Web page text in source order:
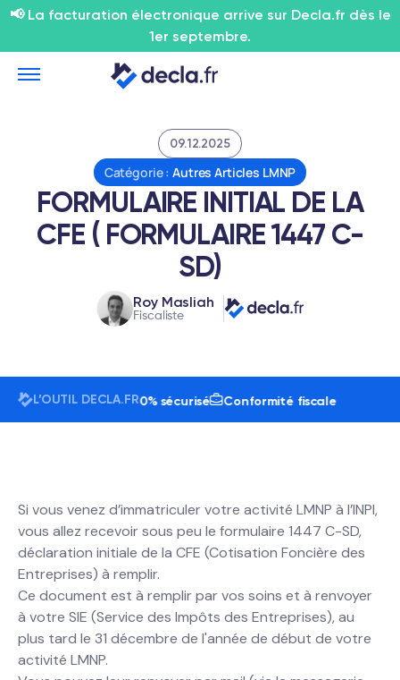
📢 La facturation électronique arrive sur Decla.fr dès le
1er septembre.
Catégorie :Autres Articles LMNP
09.12.2025
FORMULAIRE INITIAL DE LA
CFE ( FORMULAIRE 1447 C-
SD)
Roy Masliah
Fiscaliste
L’OUTIL DECLA.FR
24h/7j 100% sécurisé Conformité fiscale
Si vous venez d’immatriculer votre activité LMNP à l’INPI,
vous allez recevoir sous peu le formulaire 1447 C-SD,
déclaration initiale de la CFE (Cotisation Foncière des
Entreprises) à remplir.
Ce document est à remplir par vos soins et à renvoyer
à votre SIE (Service des Impôts des Entreprises), au
plus tard le 31 décembre de l'année de début de votre
activité LMNP.